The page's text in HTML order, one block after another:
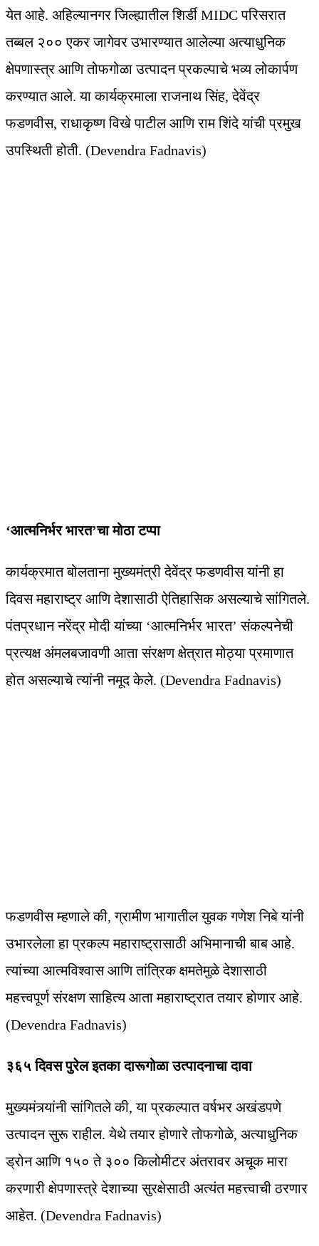
येत आहे. अहिल्यानगर जिल्ह्यातील शिर्डी MIDC परिसरात
तब्बल २०० एकर जागेवर उभारण्यात आलेल्या अत्याधुनिक
क्षेपणास्त्र आणि तोफगोळा उत्पादन प्रकल्पाचे भव्य लोकार्पण
करण्यात आले. या कार्यक्रमाला राजनाथ सिंह, देवेंद्र
फडणवीस, राधाकृष्ण विखे पाटील आणि राम शिंदे यांची प्रमुख
उपस्थिती होती. (Devendra Fadnavis)
‘आत्मनिर्भर भारत’चा मोठा टप्पा
कार्यक्रमात बोलताना मुख्यमंत्री देवेंद्र फडणवीस यांनी हा
दिवस महाराष्ट्र आणि देशासाठी ऐतिहासिक असल्याचे सांगितले.
पंतप्रधान नरेंद्र मोदी यांच्या ‘आत्मनिर्भर भारत’ संकल्पनेची
प्रत्यक्ष अंमलबजावणी आता संरक्षण क्षेत्रात मोठ्या प्रमाणात
होत असल्याचे त्यांनी नमूद केले. (Devendra Fadnavis)
फडणवीस म्हणाले की, ग्रामीण भागातील युवक गणेश निबे यांनी
उभारलेला हा प्रकल्प महाराष्ट्रासाठी अभिमानाची बाब आहे.
त्यांच्या आत्मविश्वास आणि तांत्रिक क्षमतेमुळे देशासाठी
महत्त्वपूर्ण संरक्षण साहित्य आता महाराष्ट्रात तयार होणार आहे.
(Devendra Fadnavis)
३६५ दिवस पुरेल इतका दारूगोळा उत्पादनाचा दावा
मुख्यमंत्र्यांनी सांगितले की, या प्रकल्पात वर्षभर अखंडपणे
उत्पादन सुरू राहील. येथे तयार होणारे तोफगोळे, अत्याधुनिक
ड्रोन आणि १५० ते ३०० किलोमीटर अंतरावर अचूक मारा
करणारी क्षेपणास्त्रे देशाच्या सुरक्षेसाठी अत्यंत महत्त्वाची ठरणार
आहेत. (Devendra Fadnavis)